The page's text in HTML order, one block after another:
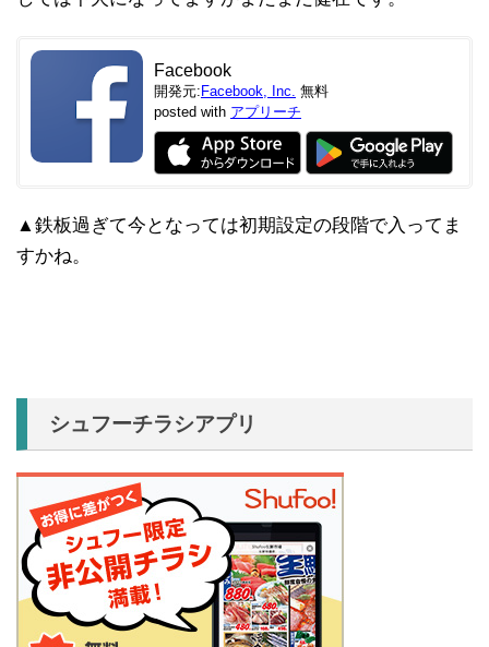
Facebook
開発元: Facebook, Inc. 無料
posted with アプリーチ
▲鉄板過ぎて今となっては初期設定の段階で入ってま
すかね。
シュフーチラシアプリ